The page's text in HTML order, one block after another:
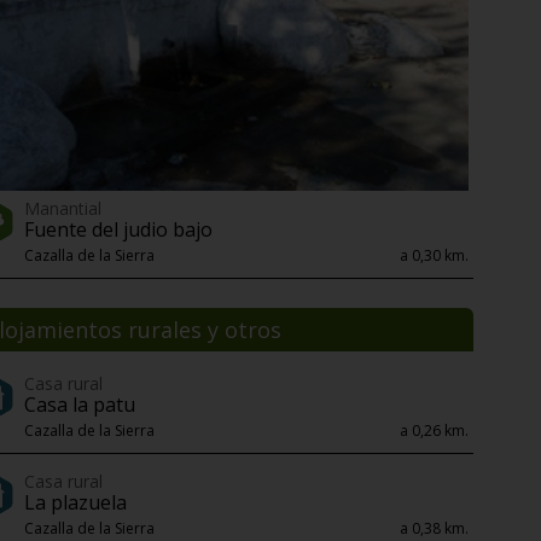
Manantial
Fuente del judio bajo
Cazalla de la Sierra a 0,30 km.
rurales y otros
Casa rural
Casa la patu
Cazalla de la Sierra a 0,26 km.
Casa rural
La plazuela
Cazalla de la Sierra a 0,38 km.